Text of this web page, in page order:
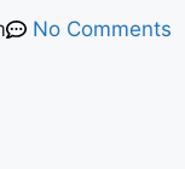
No Comments